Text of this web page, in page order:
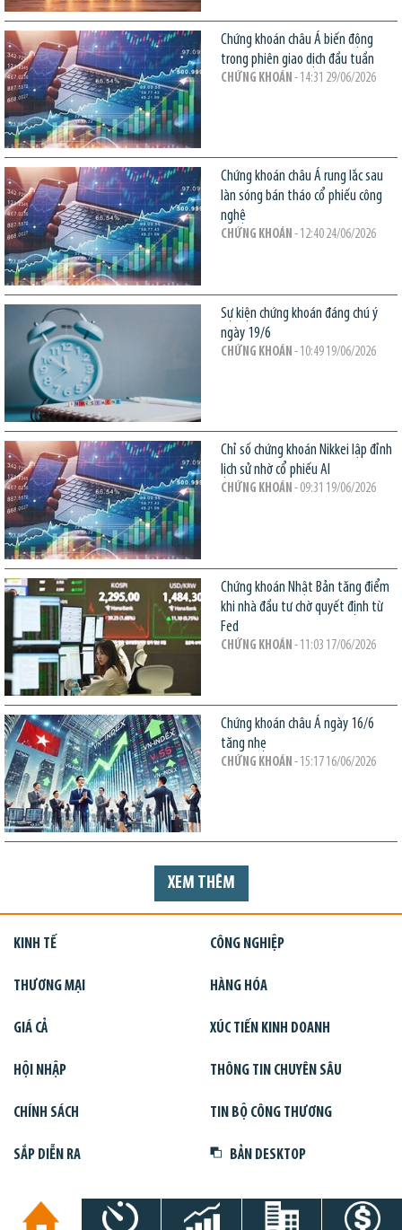
Chứng khoán châu Á biến động
trong phiên giao dịch đầu tuần
CHỨNG KHOÁN - 14:31 29/06/2026
Chứng khoán châu Á rung lắc sau
làn sóng bán tháo cổ phiếu công
nghệ
CHỨNG KHOÁN - 12:40 24/06/2026
Sự kiện chứng khoán đáng chú ý
ngày 19/6
CHỨNG KHOÁN - 10:49 19/06/2026
Chỉ số chứng khoán Nikkei lập đỉnh
lịch sử nhờ cổ phiếu AI
CHỨNG KHOÁN - 09:31 19/06/2026
Chứng khoán Nhật Bản tăng điểm
khi nhà đầu tư chờ quyết định từ
Fed
CHỨNG KHOÁN - 11:03 17/06/2026
Chứng khoán châu Á ngày 16/6
tăng nhẹ
CHỨNG KHOÁN - 15:17 16/06/2026
XEM THÊM
KINH TẾ CÔNG NGHIỆP
THƯƠNG MẠI HÀNG HÓA
GIÁ CẢ XÚC TIẾN KINH DOANH
HỘI NHẬP THÔNG TIN CHUYÊN SÂU
CHÍNH SÁCH TIN BỘ CÔNG THƯƠNG
SẮP DIỄN RA BẢN DESKTOP